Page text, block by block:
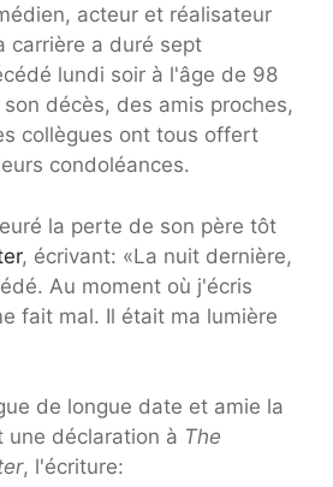
acteur et réalisateur
carrière a duré sept
lundi soir à l'âge de 98
décès, des amis proches,
collègues ont tous offert
condoléances.
la perte de son père tôt
, écrivant: «La nuit dernière,
Au moment où j'écris
fait mal. Il était ma lumière
de longue date et amie la
une déclaration à The
, l'écriture: